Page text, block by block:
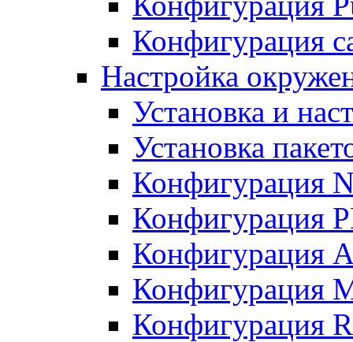
Конфигурация
Настройка
Установка и
Установка
Конфигурация
Конфигурация
Конфигурация
Конфигурация
Конфигурация